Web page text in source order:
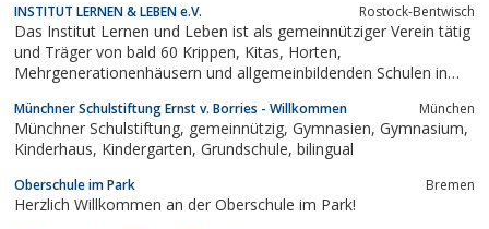
INSTITUT LERNEN & LEBEN e.V. Rostock-Bentwisch
Das Institut Lernen und Leben ist als gemeinnütziger Verein tätig
und Träger von bald 60 Krippen, Kitas, Horten,
Mehrgenerationenhäusern und allgemeinbildenden Schulen in
Münchner Schulstiftung Ernst v. Borries - Willkommen München
Münchner Schulstiftung, gemeinnützig, Gymnasien, Gymnasium,
Kinderhaus, Kindergarten, Grundschule, bilingual
Oberschule im Park Bremen
Herzlich Willkommen an der Oberschule im Park!